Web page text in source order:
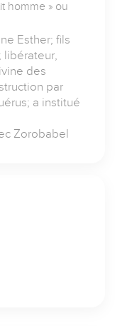
homme » ou
Esther; fils
libérateur,
des
par
a institué
Zorobabel